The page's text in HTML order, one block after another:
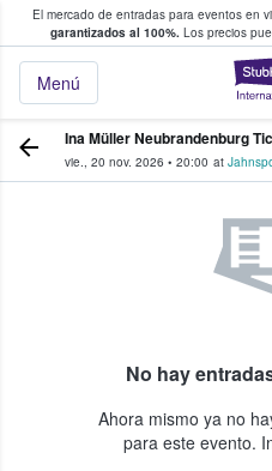
El mercado de entradas para eventos en
garantizados al 100%. Los precios
Menú
y venta de
Ina Müller Neubrandenburg
vie., 20 nov. 2026 • 20:00 at
No hay
Ahora mismo ya no
para este evento.